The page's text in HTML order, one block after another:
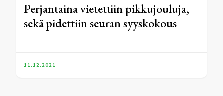
Perjantaina vietettiin pikkujouluja,
sekä pidettiin seuran syyskokous
11.12.2021